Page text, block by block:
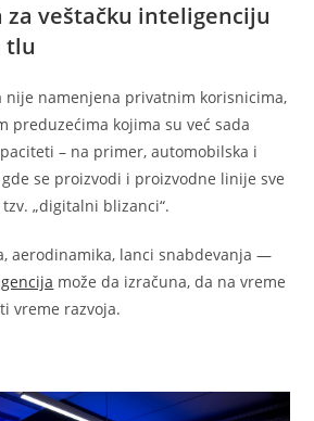
veštačku inteligenciju
tlu
nije namenjena privatnim korisnicima,
preduzećima kojima su već sada
– na primer, automobilska i
se proizvodi i proizvodne linije sve
„digitalni blizanci“.
aerodinamika, lanci snabdevanja —
može da izračuna, da na vreme
vreme razvoja.